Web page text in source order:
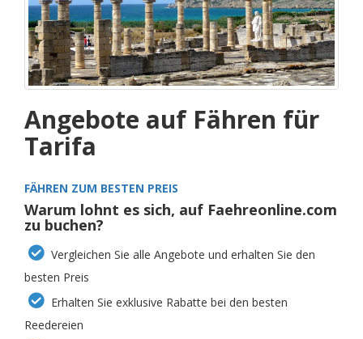
Angebote auf Fähren für
Tarifa
FÄHREN ZUM BESTEN PREIS
Warum lohnt es sich, auf Faehreonline.com
zu buchen?
Vergleichen Sie alle Angebote und erhalten Sie den
besten Preis
Erhalten Sie exklusive Rabatte bei den besten
Reedereien